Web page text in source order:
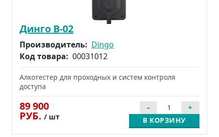
Динго В-02
Производитель: Dingo
Код товара: 00031012
Алкотестер для проходных и систем контроля
доступа
89 900
РУБ. / шт В КОРЗИНУ